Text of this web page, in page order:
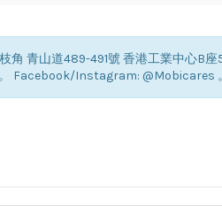
角 青山道489-491號 香港工業中心
Facebook/Instagram: @Mobicares 。